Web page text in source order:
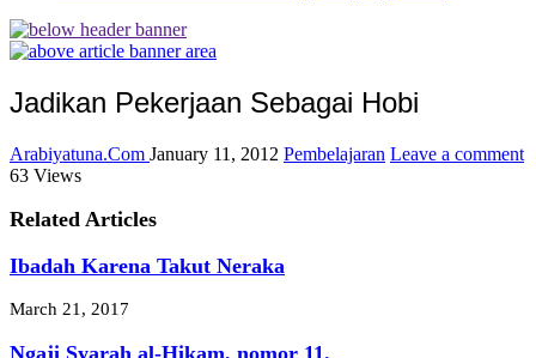
Jadikan Pekerjaan Sebagai Hobi
Arabiyatuna.Com January 11, 2012 Pembelajaran Leave a comment
63 Views
Related Articles
Ibadah Karena Takut Neraka
March 21, 2017
Ngaji Syarah al-Hikam, nomor 11.